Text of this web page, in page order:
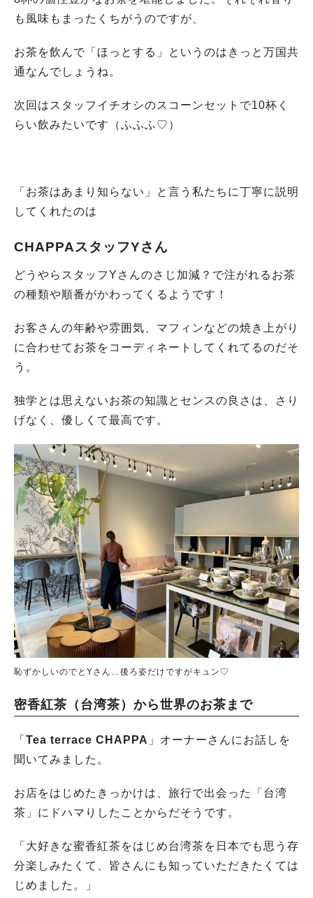
も風味もまったくちがうのですが、
お茶を飲んで「ほっとする」というのはきっと万国共
通なんでしょうね。
次回はスタッフイチオシのスコーンセットで10杯く
らい飲みたいです（ふふふ♡）
「お茶はあまり知らない」と言う私たちに丁寧に説明
してくれたのは
CHAPPAスタッフYさん
どうやらスタッフYさんのさじ加減？で注がれるお茶
の種類や順番がかわってくるようです！
お客さんの年齢や雰囲気、マフィンなどの焼き上がり
に合わせてお茶をコーディネートしてくれてるのだそ
う。
独学とは思えないお茶の知識とセンスの良さは、さり
げなく、優しくて最高です。
恥ずかしいのでとYさん…後ろ姿だけですがキュン♡
密香紅茶（台湾茶）から世界のお茶まで
「 Tea terrace CHAPPA 」オーナーさんにお話しを
聞いてみました。
お店をはじめたきっかけは、旅行で出会った「台湾
茶」にドハマりしたことからだそうです。
「大好きな蜜香紅茶をはじめ台湾茶を日本でも思う存
分楽しみたくて、皆さんにも知っていただきたくては
じめました。」